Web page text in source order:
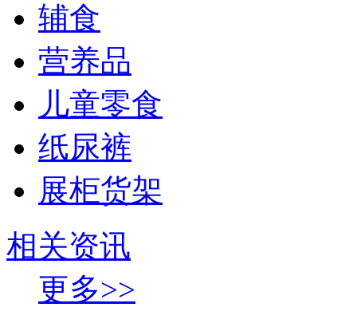
辅食
营养品
儿童零食
纸尿裤
展柜货架
相关资讯
更多>>